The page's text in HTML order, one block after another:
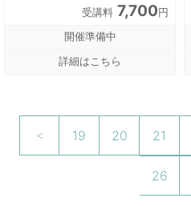
受講料 7,700円
開催準備中
詳細はこちら
19 20 21
26